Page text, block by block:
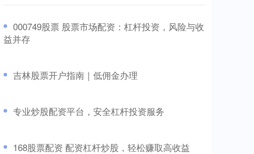
​000749股票 股票市场配资：杠杆投资，风险与收
益并存
​吉林股票开户指南｜低佣金办理
​专业炒股配资平台，安全杠杆投资服务
​168股票配资 配资杠杆炒股，轻松赚取高收益